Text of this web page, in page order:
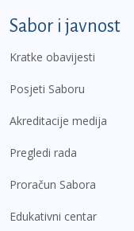
Sabor i javnost
Kratke obavijesti
Posjeti Saboru
Akreditacije medija
Pregledi rada
Proračun Sabora
Edukativni centar